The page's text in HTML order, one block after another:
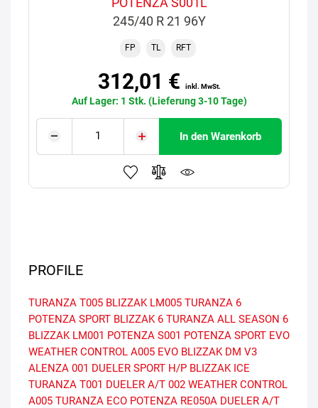
245/40 R 21 96Y
FP TL RFT
312,01 € inkl. MwSt.
Auf Lager: 1 Stk. (Lieferung 3-10 Tage)
In den Warenkorb
PROFILE
TURANZA T005 BLIZZAK LM005 TURANZA 6
POTENZA SPORT BLIZZAK 6 TURANZA ALL SEASON 6
BLIZZAK LM001 POTENZA S001 POTENZA SPORT EVO
WEATHER CONTROL A005 EVO BLIZZAK DM V3
ALENZA 001 DUELER SPORT H/P BLIZZAK ICE
TURANZA T001 DUELER A/T 002 WEATHER CONTROL
A005 TURANZA ECO POTENZA RE050A DUELER A/T